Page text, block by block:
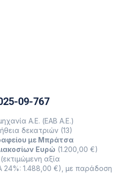
09-767
Α.Ε. (ΕΑΒ Α.Ε.)
δεκατριών (13)
με Μπράτσα
Ευρώ (1.200,00 €)
αξία
24%: 1.488,00 €), με παράδοση